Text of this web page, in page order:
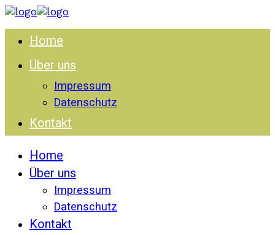
Home
Über uns
Impressum
Datenschutz
Kontakt
Home
Über uns
Impressum
Datenschutz
Kontakt